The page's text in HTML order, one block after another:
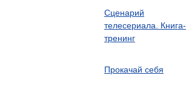
Сценарий
телесериала. Книга-
тренинг
Прокачай себя